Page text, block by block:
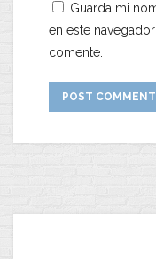
Guarda mi
en este
comente.